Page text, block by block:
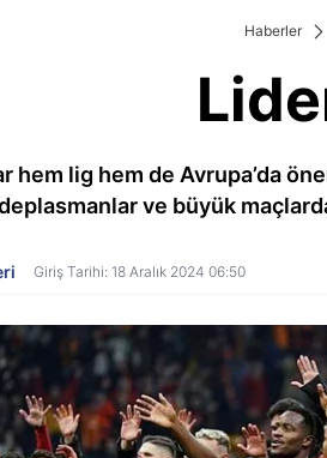
Haberler
hem lig hem de Avrupa’da
ve büyük
Giriş Tarihi: 18 Aralık 2024 06:50